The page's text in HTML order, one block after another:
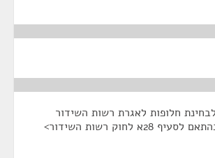
חלופות לאגרת רשות השידור
לחוק רשות השידור>